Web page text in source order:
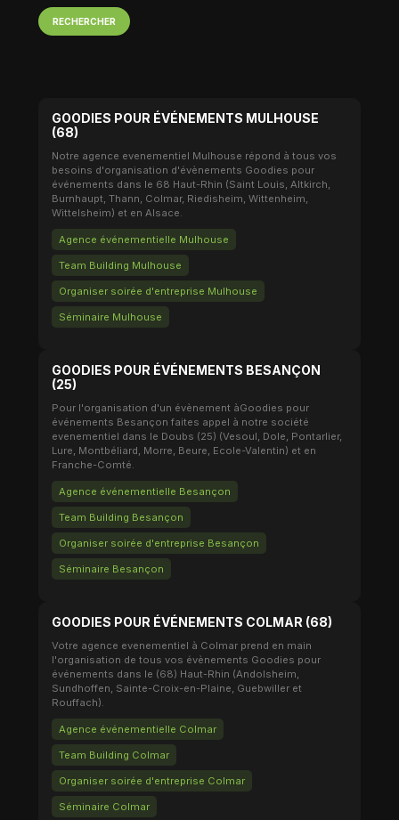
RECHERCHER
GOODIES POUR ÉVÉNEMENTS MULHOUSE
(68)
Notre agence evenementiel Mulhouse répond à tous vos
besoins d'organisation d'évènements Goodies pour
événements dans le 68 Haut-Rhin (Saint Louis, Altkirch,
Burnhaupt, Thann, Colmar, Riedisheim, Wittenheim,
Wittelsheim) et en Alsace.
Agence événementielle Mulhouse
Team Building Mulhouse
Organiser soirée d'entreprise Mulhouse
Séminaire Mulhouse
GOODIES POUR ÉVÉNEMENTS BESANÇON
(25)
Pour l'organisation d'un évènement àGoodies pour
événements Besançon faites appel à notre société
evenementiel dans le Doubs (25) (Vesoul, Dole, Pontarlier,
Lure, Montbéliard, Morre, Beure, Ecole-Valentin) et en
Franche-Comté.
Agence événementielle Besançon
Team Building Besançon
Organiser soirée d'entreprise Besançon
Séminaire Besançon
GOODIES POUR ÉVÉNEMENTS COLMAR (68)
Votre agence evenementiel à Colmar prend en main
l'organisation de tous vos évènements Goodies pour
événements dans le (68) Haut-Rhin (Andolsheim,
Sundhoffen, Sainte-Croix-en-Plaine, Guebwiller et
Rouffach).
Agence événementielle Colmar
Team Building Colmar
Organiser soirée d'entreprise Colmar
Séminaire Colmar